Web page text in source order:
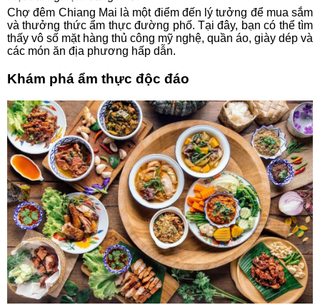
Chợ đêm Chiang Mai là một điểm đến lý tưởng để mua sắm
và thưởng thức ẩm thực đường phố. Tại đây, bạn có thể tìm
thấy vô số mặt hàng thủ công mỹ nghệ, quần áo, giày dép và
các món ăn địa phương hấp dẫn.
Khám phá ẩm thực độc đáo